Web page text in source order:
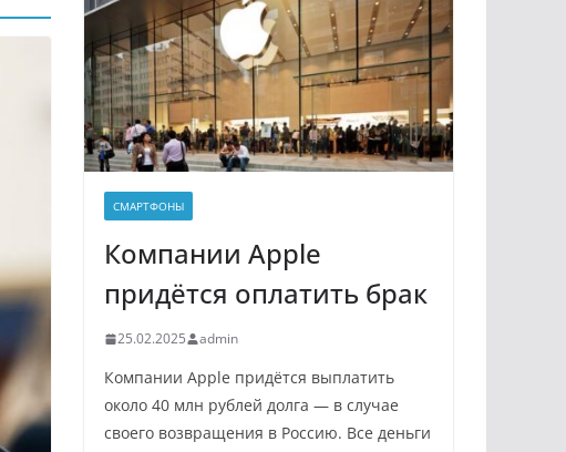
СМАРТФОНЫ
Компании Apple
придётся оплатить брак
25.02.2025 admin
Компании Apple придётся выплатить
около 40 млн рублей долга — в случае
своего возвращения в Россию. Все деньги